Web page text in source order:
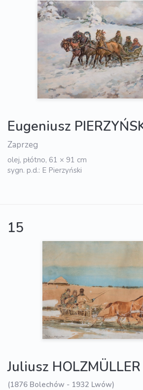
Eugeniusz
Zaprzeg
olej, płótno, 61 × 91 cm
sygn. p.d.: E Pierzyński
15
Juliusz HOLZMÜLLER
(1876 Bolechów - 1932 Lwów)